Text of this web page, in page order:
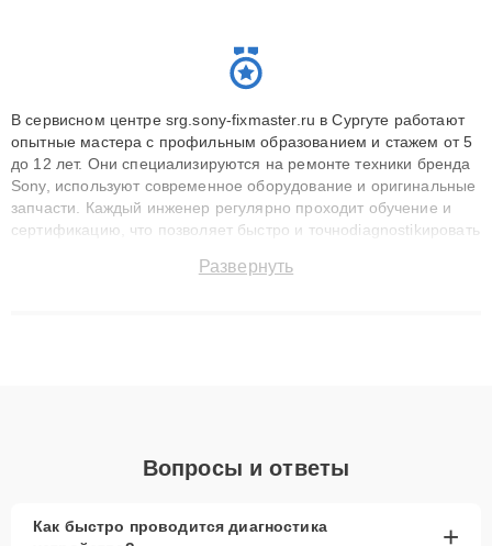
В сервисном центре srg.sony-fixmaster.ru в Сургуте работают
опытные мастера с профильным образованием и стажем от 5
до 12 лет. Они специализируются на ремонте техники бренда
Sony, используют современное оборудование и оригинальные
запчасти. Каждый инженер регулярно проходит обучение и
сертификацию, что позволяет быстро и точноdiagnostikировать
до 3 лет. Наши мастера решают сложные случаи: от замены
Развернуть
Вопросы и ответы
Как быстро проводится диагностика
+